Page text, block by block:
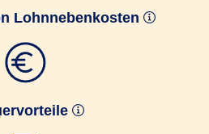
Lohnnebenkosten